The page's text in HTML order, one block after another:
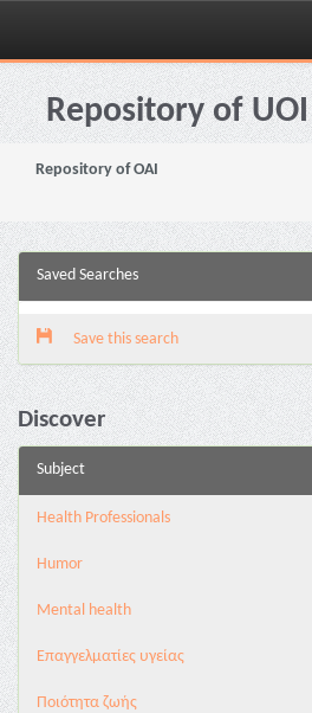
Skip
navigationRepository of
Repository of OAI
Saved Searches
Save this search
Discover
Subject
Health Professionals
Humor
Mental health
Επαγγελματίες υγείας
Ποιότητα ζωής